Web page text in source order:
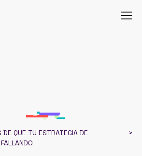
DE QUE TU ESTRATEGIA DE
>